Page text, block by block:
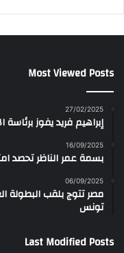
Most Viewed Posts
27/02/2025
إبراهيم فريد يفوز برئاسة
16/09/2025
بسمة عمر الناظر تحصد
06/09/2025
مصر تتوج بلقب البطولة
تونس
Last Modified Posts